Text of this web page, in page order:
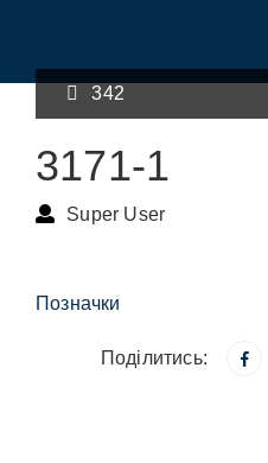
342
3171-1
Super User
Позначки
Поділитись: